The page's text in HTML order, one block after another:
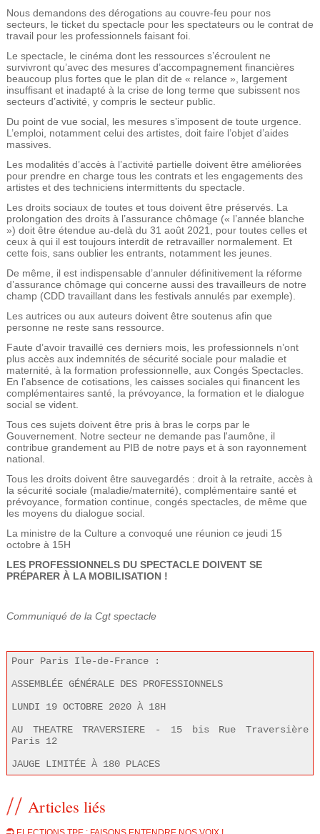
e
Nous demandons des dérogations au couvre-feu pour nos
secteurs, le ticket du spectacle pour les spectateurs ou le contrat de
travail pour les professionnels faisant foi.
Le spectacle, le cinéma dont les ressources s’écroulent ne
survivront qu’avec des mesures d’accompagnement financières
beaucoup plus fortes que le plan dit de « relance », largement
insuffisant et inadapté à la crise de long terme que subissent nos
secteurs d’activité, y compris le secteur public.
Du point de vue social, les mesures s’imposent de toute urgence.
L’emploi, notamment celui des artistes, doit faire l’objet d’aides
massives.
Les modalités d’accès à l’activité partielle doivent être améliorées
pour prendre en charge tous les contrats et les engagements des
artistes et des techniciens intermittents du spectacle.
Les droits sociaux de toutes et tous doivent être préservés. La
prolongation des droits à l’assurance chômage (« l’année blanche
») doit être étendue au-delà du 31 août 2021, pour toutes celles et
ceux à qui il est toujours interdit de retravailler normalement. Et
cette fois, sans oublier les entrants, notamment les jeunes.
De même, il est indispensable d’annuler définitivement la réforme
d’assurance chômage qui concerne aussi des travailleurs de notre
champ (CDD travaillant dans les festivals annulés par exemple).
Les autrices ou aux auteurs doivent être soutenus afin que
personne ne reste sans ressource.
Faute d’avoir travaillé ces derniers mois, les professionnels n’ont
plus accès aux indemnités de sécurité sociale pour maladie et
maternité, à la formation professionnelle, aux Congés Spectacles.
En l’absence de cotisations, les caisses sociales qui financent les
complémentaires santé, la prévoyance, la formation et le dialogue
social se vident.
Tous ces sujets doivent être pris à bras le corps par le
Gouvernement. Notre secteur ne demande pas l'aumône, il
contribue grandement au PIB de notre pays et à son rayonnement
national.
Tous les droits doivent être sauvegardés : droit à la retraite, accès à
la sécurité sociale (maladie/maternité), complémentaire santé et
prévoyance, formation continue, congés spectacles, de même que
les moyens du dialogue social.
La ministre de la Culture a convoqué une réunion ce jeudi 15
octobre à 15H
LES PROFESSIONNELS DU SPECTACLE DOIVENT SE
PRÉPARER À LA MOBILISATION !
Communiqué de la Cgt spectacle
Pour Paris Ile-de-France :
ASSEMBLÉE GÉNÉRALE DES PROFESSIONNELS
LUNDI 19 OCTOBRE 2020 À 18H
AU THEATRE TRAVERSIERE - 15 bis Rue Traversière
Paris 12
JAUGE LIMITÉE À 180 PLACES
Articles liés